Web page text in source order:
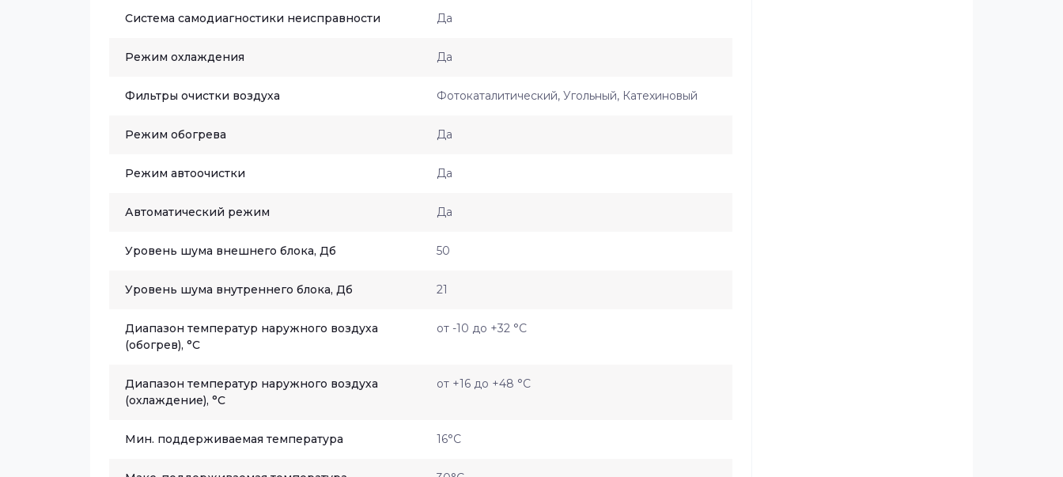
Система самодиагностики неисправности Да
Режим охлаждения Да
Фильтры очистки воздуха Фотокаталитический, Угольный, Катехиновый
Режим обогрева Да
Режим автоочистки Да
Автоматический режим Да
Уровень шума внешнего блока, Дб 50
Уровень шума внутреннего блока, Дб 21
Диапазон температур наружного воздуха
(обогрев), °C
от -10 до +32 °C
Диапазон температур наружного воздуха
(охлаждение), °C
от +16 до +48 °C
Мин. поддерживаемая температура 16°C